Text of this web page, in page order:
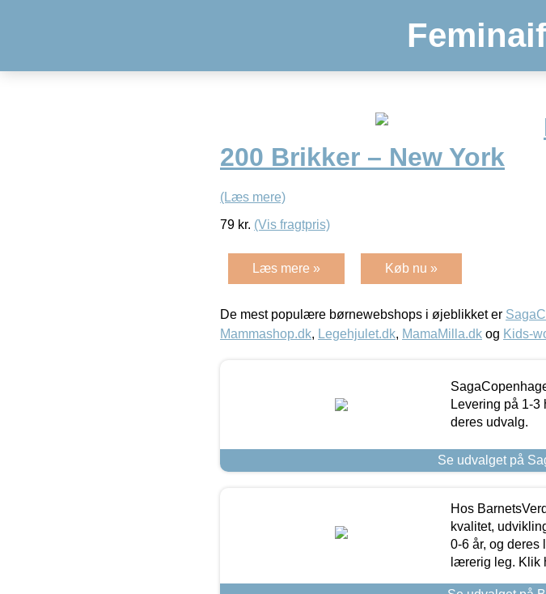
200 Brikker – New York
(Læs mere)
79 kr. (Vis fragtpris)
Læs mere » Køb nu »
De mest populære børnewebshops i øjeblikket er
Mammashop.dk, Legehjulet.dk, MamaMilla.dk og Kids-
Levering på 1-3
deres udvalg.
Se udvalget på
Hos
kvalitet,
0-6 år, og deres
lærerig leg. Klik